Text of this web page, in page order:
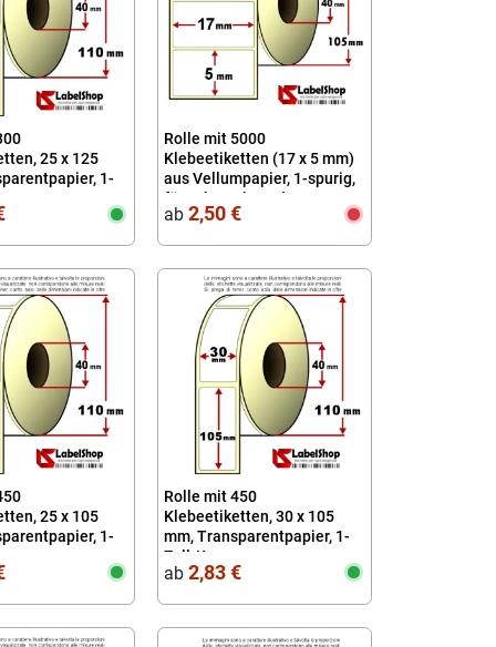
25 x 125
1-
Rolle mit 5000
Klebeetiketten (17 x 5 mm)
aus Vellumpapier, 1-spurig,
für Schmuck- und
Uhrenherstellung
ab2,50 €
25 x 105
1-
Rolle mit 450
Klebeetiketten, 30 x 105
mm, Transparentpapier, 1-
Zoll-Kern
ab2,83 €